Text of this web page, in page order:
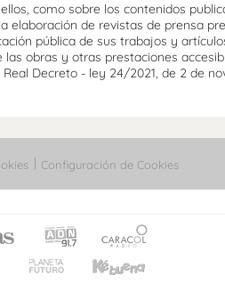
como sobre los contenidos
elaboración de revistas de prensa
pública de sus trabajos y
obras y otras prestaciones
Decreto - ley 24/2021, de 2 de
Configuración de Cookies